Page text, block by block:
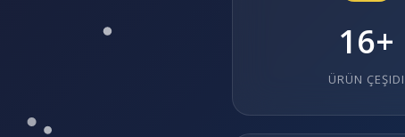
16+
ÜRÜN ÇEŞIDI